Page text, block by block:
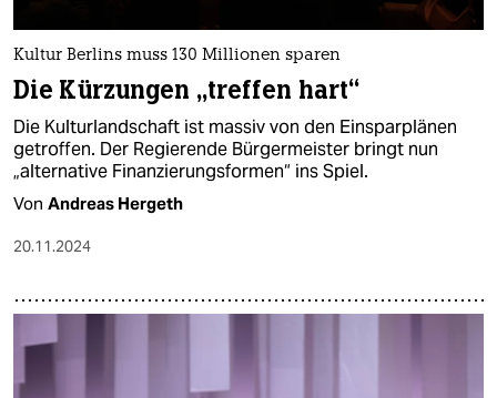
Kultur Berlins muss 130 Millionen sparen
Die Kürzungen „treffen hart“
Die Kulturlandschaft ist massiv von den Einsparplänen
getroffen. Der Regierende Bürgermeister bringt nun
„alternative Finanzierungsformen“ ins Spiel.
Von Andreas Hergeth
20.11.2024